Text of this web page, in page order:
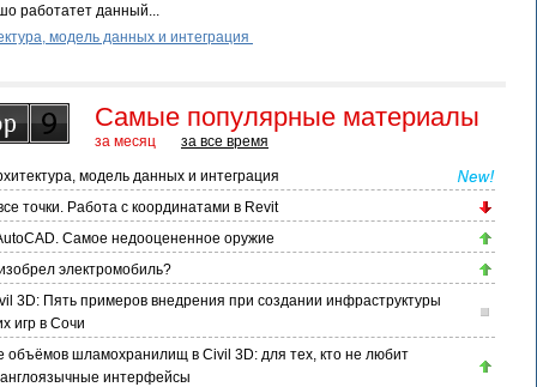
работатет данный...
модель данных и интеграция
Самые популярные материалы
за месяц за все время
модель данных и интеграция
точки. Работа с координатами в Revit
Самое недооцененное оружие
электромобиль?
3D: Пять примеров внедрения при создании инфраструктуры
игр в Сочи
объёмов шламохранилищ в Civil 3D: для тех, кто не любит
интерфейсы